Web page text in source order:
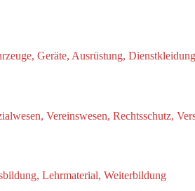
Geräte, Ausrüstung,
Vereinswesen, Rechtsschutz,
Lehrmaterial, Weiterbildung